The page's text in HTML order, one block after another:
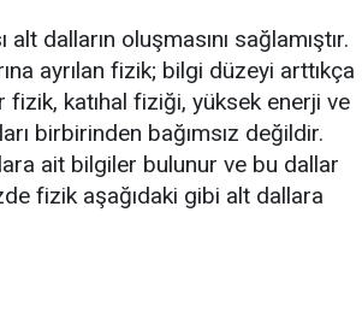
dalların oluşmasını sağlamıştır.
ayrılan fizik; bilgi düzeyi arttıkça
katıhal fiziği, yüksek enerji ve
birbirinden bağımsız değildir.
ait bilgiler bulunur ve bu dallar
fizik aşağıdaki gibi alt dallara